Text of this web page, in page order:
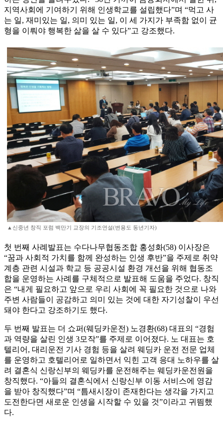
지역사회에 기여하기 위해 인생학교를 설립했다”며 “먹고 사
는 일, 재미있는 일, 의미 있는 일, 이 세 가지가 부족함 없이 균
형을 이뤄야 행복한 삶을 살 수 있다”고 강조했다.
▲신중년 창직 포럼 백만기 교장의 기조연설(변용도 동년기자)
첫 번째 사례발표는 수다나무협동조합 홍성화(58) 이사장은
“꿈과 사회적 가치를 함께 완성하는 인생 후반”을 주제로 취약
계층 관련 시설과 학교 등 공공시설 환경 개선을 위해 협동조
합을 운영하는 사례를 구체적으로 발표해 도움을 주었다. 창직
은 “내게 필요하고 앞으로 우리 사회에 꼭 필요한 것으로 나와
주변 사람들이 공감하고 의미 있는 것에 대한 자기성찰이 우선
돼야 한다고 강조하기도 했다.
두 번째 발표는 더 쇼퍼(웨딩카운전) 노경환(68) 대표의 “경험
과 역량을 살린 인생 3모작”를 주제로 이어졌다. 노 대표는 호
텔리어, 대리운전 기사 경험 등을 살려 웨딩카 운전 전문 업체
를 운영하고 호텔리어로 일하면서 익힌 고객 응대 노하우를 살
려 결혼식 신랑신부의 웨딩카를 운전해주는 웨딩카운전원을
창직했다. “아들의 결혼식에서 신랑신부 이동 서비스에 영감
을 받아 창직했다”며 “틈새시장이 존재한다는 생각을 가지고
도전한다면 새로운 인생을 시작할 수 있을 것”이라고 귀띔했
다.